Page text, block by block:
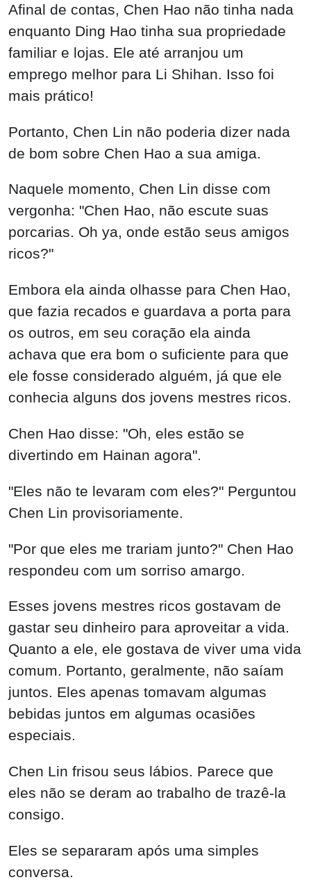
Afinal de contas, Chen Hao não tinha nada
enquanto Ding Hao tinha sua propriedade
familiar e lojas. Ele até arranjou um
emprego melhor para Li Shihan. Isso foi
mais prático!
Portanto, Chen Lin não poderia dizer nada
de bom sobre Chen Hao a sua amiga.
Naquele momento, Chen Lin disse com
vergonha: "Chen Hao, não escute suas
porcarias. Oh ya, onde estão seus amigos
ricos?"
Embora ela ainda olhasse para Chen Hao,
que fazia recados e guardava a porta para
os outros, em seu coração ela ainda
achava que era bom o suficiente para que
ele fosse considerado alguém, já que ele
conhecia alguns dos jovens mestres ricos.
Chen Hao disse: "Oh, eles estão se
divertindo em Hainan agora".
"Eles não te levaram com eles?" Perguntou
Chen Lin provisoriamente.
"Por que eles me trariam junto?" Chen Hao
respondeu com um sorriso amargo.
Esses jovens mestres ricos gostavam de
gastar seu dinheiro para aproveitar a vida.
Quanto a ele, ele gostava de viver uma vida
comum. Portanto, geralmente, não saíam
juntos. Eles apenas tomavam algumas
bebidas juntos em algumas ocasiões
especiais.
Chen Lin frisou seus lábios. Parece que
eles não se deram ao trabalho de trazê-la
consigo.
Eles se separaram após uma simples
conversa.